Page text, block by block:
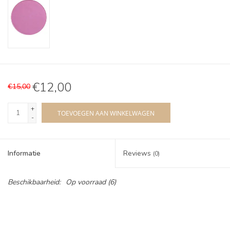
€15,00 €12,00
+
-
TOEVOEGEN AAN WINKELWAGEN
Informatie Reviews (0)
Beschikbaarheid: Op voorraad(6)